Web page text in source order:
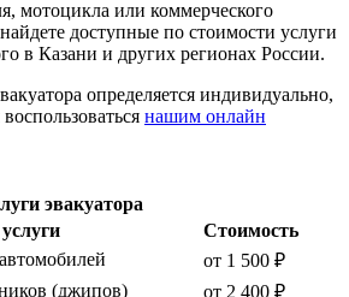
мотоцикла или коммерческого
доступные по стоимости услуги
в Казани и других регионах России.
определяется индивидуально,
нашим онлайн
эвакуатора
Стоимость
от 1 500 ₽
(джипов)
от 2 400 ₽